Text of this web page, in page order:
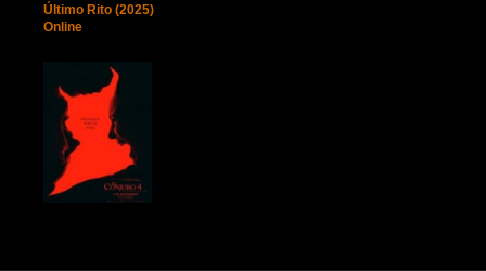
Último Rito (2025)
Online